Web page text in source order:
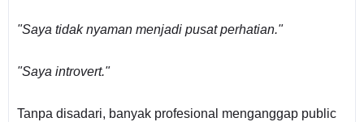
"Saya tidak nyaman menjadi pusat perhatian."
"Saya introvert."
Tanpa disadari, banyak profesional menganggap public